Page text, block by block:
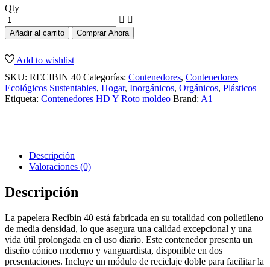
Qty
Añadir al carrito Comprar Ahora
Add to wishlist
SKU: RECIBIN 40 Categorías: Contenedores, Contenedores
Ecológicos Sustentables, Hogar, Inorgánicos, Orgánicos, Plásticos
Etiqueta: Contenedores HD Y Roto moldeo Brand: A1
Descripción
Valoraciones (0)
Descripción
La papelera Recibin 40 está fabricada en su totalidad con polietileno
de media densidad, lo que asegura una calidad excepcional y una
vida útil prolongada en el uso diario. Este contenedor presenta un
diseño cónico moderno y vanguardista, disponible en dos
presentaciones. Incluye un módulo de reciclaje doble para facilitar la